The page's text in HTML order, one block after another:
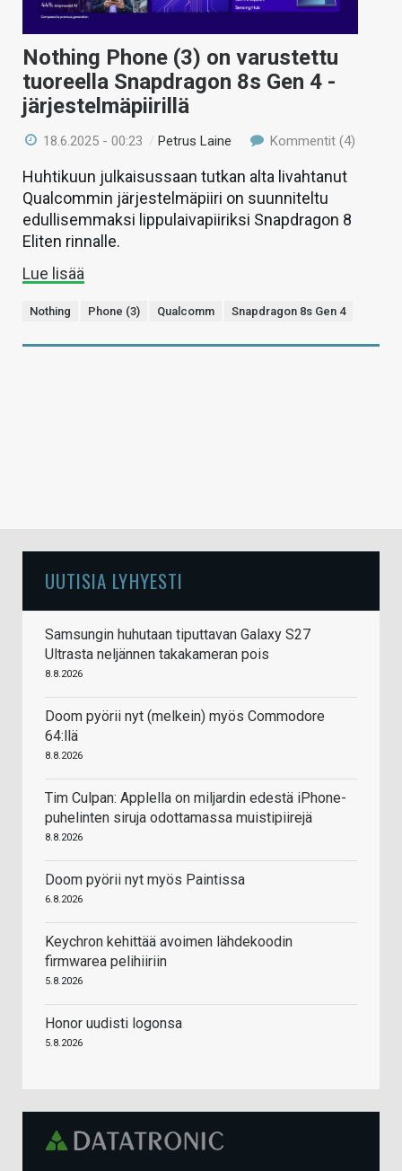
Nothing Phone (3) on varustettu
tuoreella Snapdragon 8s Gen 4 -
järjestelmäpiirillä
18.6.2025 - 00:23 / Petrus Laine Kommentit (4)
Huhtikuun julkaisussaan tutkan alta livahtanut
Qualcommin järjestelmäpiiri on suunniteltu
edullisemmaksi lippulaivapiiriksi Snapdragon 8
Eliten rinnalle.
Lue lisää
Nothing Phone (3) Qualcomm Snapdragon 8s Gen 4
UUTISIA LYHYESTI
Samsungin huhutaan tiputtavan Galaxy S27
Ultrasta neljännen takakameran pois
8.8.2026
Doom pyörii nyt (melkein) myös Commodore
64:llä
8.8.2026
Tim Culpan: Applella on miljardin edestä iPhone-
puhelinten siruja odottamassa muistipiirejä
8.8.2026
Doom pyörii nyt myös Paintissa
6.8.2026
Keychron kehittää avoimen lähdekoodin
firmwarea pelihiiriin
5.8.2026
Honor uudisti logonsa
5.8.2026